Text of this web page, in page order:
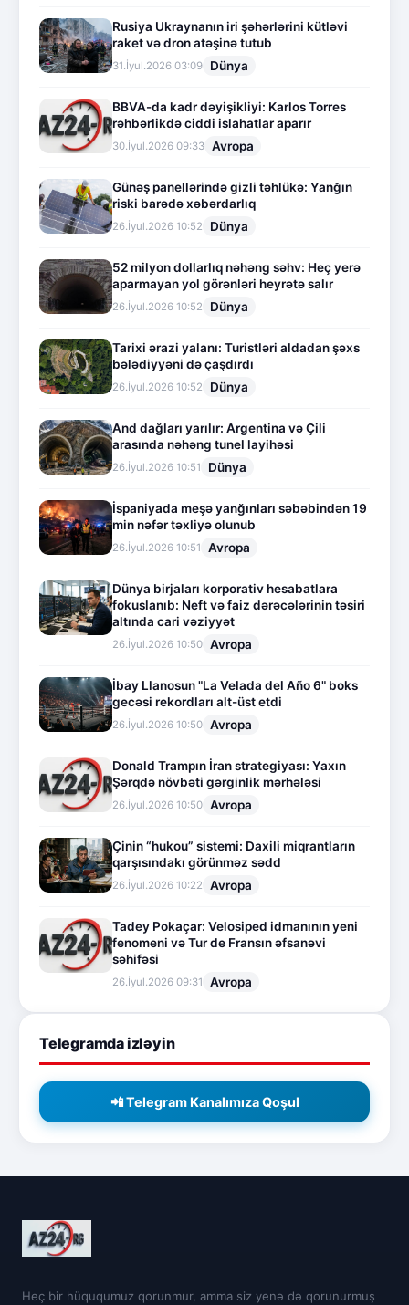
Rusiya Ukraynanın iri şəhərlərini kütləvi
raket və dron atəşinə tutub
31.İyul.2026 03:09 Dünya
BBVA-da kadr dəyişikliyi: Karlos Torres
rəhbərlikdə ciddi islahatlar aparır
30.İyul.2026 09:33 Avropa
Günəş panellərində gizli təhlükə: Yanğın
riski barədə xəbərdarlıq
26.İyul.2026 10:52 Dünya
52 milyon dollarlıq nəhəng səhv: Heç yerə
aparmayan yol görənləri heyrətə salır
26.İyul.2026 10:52 Dünya
Tarixi ərazi yalanı: Turistləri aldadan şəxs
bələdiyyəni də çaşdırdı
26.İyul.2026 10:52 Dünya
And dağları yarılır: Argentina və Çili
arasında nəhəng tunel layihəsi
26.İyul.2026 10:51 Dünya
İspaniyada meşə yanğınları səbəbindən 19
min nəfər təxliyə olunub
26.İyul.2026 10:51 Avropa
Dünya birjaları korporativ hesabatlara
fokuslanıb: Neft və faiz dərəcələrinin təsiri
altında cari vəziyyət
26.İyul.2026 10:50 Avropa
İbay Llanosun "La Velada del Año 6" boks
gecəsi rekordları alt-üst etdi
26.İyul.2026 10:50 Avropa
Donald Trampın İran strategiyası: Yaxın
Şərqdə növbəti gərginlik mərhələsi
26.İyul.2026 10:50 Avropa
Çinin “hukou” sistemi: Daxili miqrantların
qarşısındakı görünməz sədd
26.İyul.2026 10:22 Avropa
Tadey Pokaçar: Velosiped idmanının yeni
fenomeni və Tur de Fransın əfsanəvi
səhifəsi
26.İyul.2026 09:31 Avropa
Telegramda izləyin
📲 Telegram Kanalımıza Qoşul
Heç bir hüququmuz qorunmur, amma siz yenə də qorunurmuş